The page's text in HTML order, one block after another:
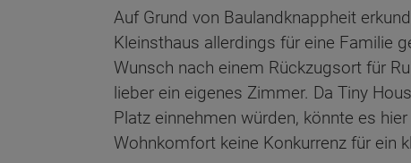
Auf Grund von Baulandknappheit
Kleinsthaus allerdings für eine Familie
Wunsch nach einem Rückzugsort für
lieber ein eigenes Zimmer. Da Tiny
Platz einnehmen würden, könnte es
Wohnkomfort keine Konkurrenz für ein